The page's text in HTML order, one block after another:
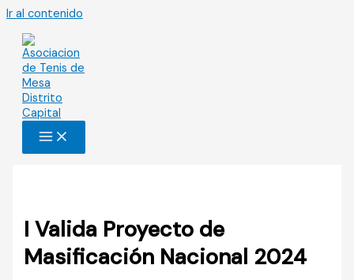
Ir al contenido
I Valida Proyecto de
Masificación Nacional 2024